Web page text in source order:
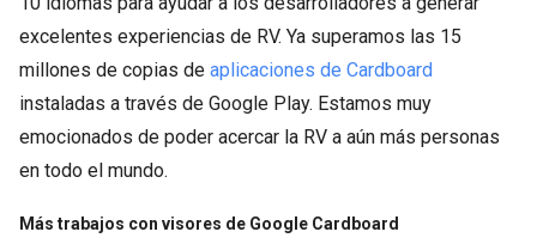
excelentes experiencias de RV. Ya superamos las 15
millones de copias de aplicaciones de Cardboard
instaladas a través de Google Play. Estamos muy
emocionados de poder acercar la RV a aún más personas
en todo el mundo.
Más trabajos con visores de Google Cardboard